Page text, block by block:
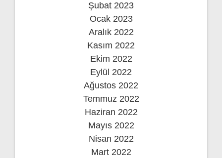
Şubat 2023
Ocak 2023
Aralık 2022
Kasım 2022
Ekim 2022
Eylül 2022
Ağustos 2022
Temmuz 2022
Haziran 2022
Mayıs 2022
Nisan 2022
Mart 2022